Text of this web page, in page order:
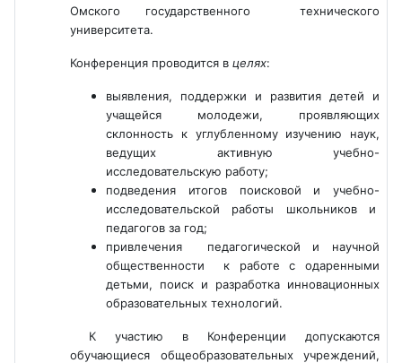
Омского государственного технического
университета.
Конференция проводится в целях:
выявления, поддержки и развития детей и
учащейся молодежи, проявляющих
склонность к углубленному изучению наук,
ведущих активную учебно-
исследовательскую работу;
подведения итогов поисковой и учебно-
исследовательской работы школьников и
педагогов за год;
привлечения педагогической и научной
общественности к работе с одаренными
детьми, поиск и разработка инновационных
образовательных технологий.
К участию в Конференции допускаются
обучающиеся общеобразовательных учреждений,